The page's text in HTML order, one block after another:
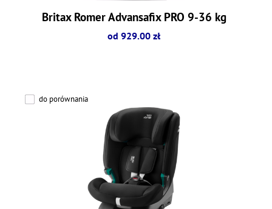
Britax Romer Advansafix PRO 9-36 kg
od 929.00 zł
do porównania